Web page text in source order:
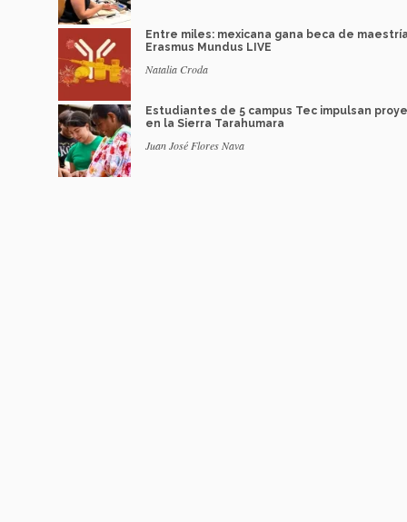
Entre miles: mexicana gana beca de maestría
Erasmus Mundus LIVE
Natalia Croda
Estudiantes de 5 campus Tec impulsan
en la Sierra Tarahumara
Juan José Flores Nava